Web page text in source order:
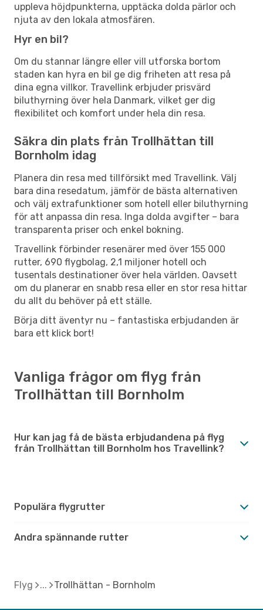
uppleva höjdpunkterna, upptäcka dolda pärlor och
njuta av den lokala atmosfären.
Hyr en bil?
Om du stannar längre eller vill utforska bortom
staden kan hyra en bil ge dig friheten att resa på
dina egna villkor. Travellink erbjuder prisvärd
biluthyrning över hela Danmark, vilket ger dig
flexibilitet och komfort under hela din resa.
Säkra din plats från Trollhättan till
Bornholm idag
Planera din resa med tillförsikt med Travellink. Välj
bara dina resedatum, jämför de bästa alternativen
och välj extrafunktioner som hotell eller biluthyrning
för att anpassa din resa. Inga dolda avgifter – bara
transparenta priser och enkel bokning.
Travellink förbinder resenärer med över 155 000
rutter, 690 flygbolag, 2,1 miljoner hotell och
tusentals destinationer över hela världen. Oavsett
om du planerar en snabb resa eller en stor resa hittar
du allt du behöver på ett ställe.
Börja ditt äventyr nu – fantastiska erbjudanden är
bara ett klick bort!
Vanliga frågor om flyg från
Trollhättan till Bornholm
Hur kan jag få de bästa erbjudandena på flyg
från Trollhättan till Bornholm hos Travellink?
Populära flygrutter
Andra spännande rutter
Flyg Trollhättan - Bornholm